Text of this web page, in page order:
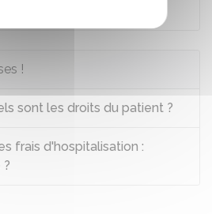
!
sont les droits du patient ?
frais d'hospitalisation :